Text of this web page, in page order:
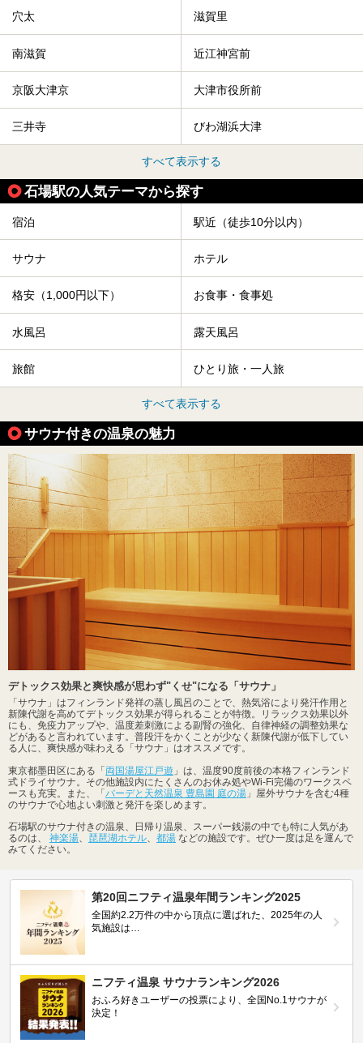
穴太 滋賀里
南滋賀 近江神宮前
京阪大津京 大津市役所前
三井寺 びわ湖浜大津
すべて表示する
石場駅の人気テーマから探す
宿泊 駅近（徒歩10分以内）
サウナ ホテル
格安（1,000円以下） お食事・食事処
水風呂 露天風呂
旅館 ひとり旅・一人旅
すべて表示する
サウナ付きの温泉の魅力
デトックス効果と爽快感が思わず"くせ"になる「サウナ」
「サウナ」はフィンランド発祥の蒸し風呂のことで、熱気浴により発汗作用と
新陳代謝を高めてデトックス効果が得られることが特徴。リラックス効果以外
にも、免疫力アップや、温度差刺激による副腎の強化、自律神経の調整効果な
どがあると言われています。普段汗をかくことが少なく新陳代謝が低下してい
る人に、爽快感が味わえる「サウナ」はオススメです。
東京都墨田区にある「 両国湯屋江戸遊 」は、温度90度前後の本格フィンランド
式ドライサウナ。その他施設内にたくさんのお休み処やWi-Fi完備のワークスペ
ースも充実。また、「 バーデと天然温泉 豊島園 庭の湯 」屋外サウナを含む4種
のサウナで心地よい刺激と発汗を楽しめます。
石場駅のサウナ付きの温泉、日帰り温泉、スーパー銭湯の中でも特に人気があ
るのは、 神楽湯、 琵琶湖ホテル、 都湯 などの施設です。ぜひ一度は足を運んで
みてください。
第20回ニフティ温泉年間ランキング2025
全国約2.2万件の中から頂点に選ばれた、2025年の人
気施設は…
ニフティ温泉 サウナランキング2026
おふろ好きユーザーの投票により、全国No.1サウナが
決定！